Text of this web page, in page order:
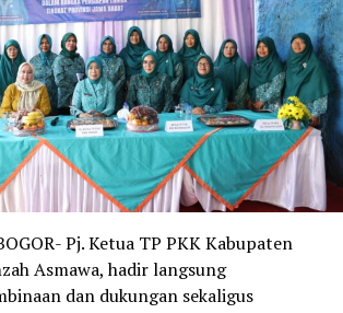
Pj. Ketua TP PKK Kabupaten
Asmawa, hadir langsung
dan dukungan sekaligus